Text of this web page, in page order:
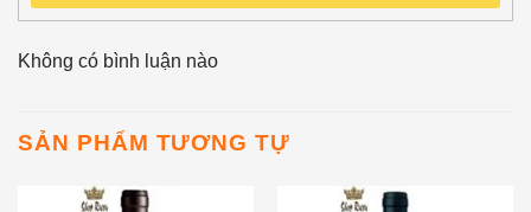
Không có bình luận nào
SẢN PHẨM TƯƠNG TỰ